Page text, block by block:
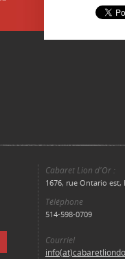
Cabaret Lion d'Or :
1676, rue Ontario est,
Téléphone
514-598-0709
Courriel